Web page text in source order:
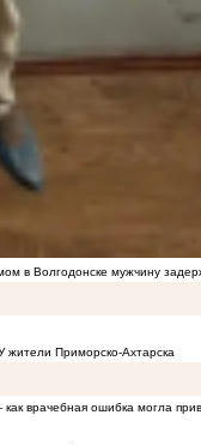
в Волгодонске мужчину
Приморско-Ахтарска
врачебная ошибка могла